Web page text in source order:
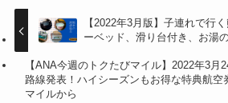
【2022年3月版】子連れで行
ーベッド、滑り台付き、お湯
【ANA今週のトクたびマイル】2022年3月
路線発表！ハイシーズンもお得な特典航空
マイルから